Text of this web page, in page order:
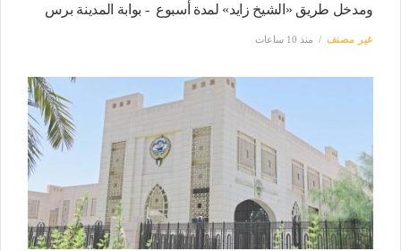
ومدخل طريق «الشيخ زايد» لمدة أسبوع - بوابة المدينة برس
غير مصنف منذ 10 ساعات